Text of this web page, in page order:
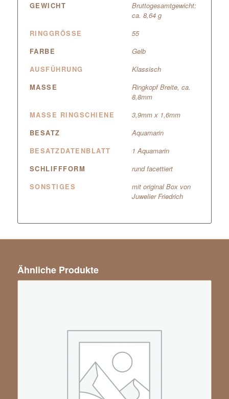
GEWICHT
Bruttogesamtgewicht:
ca. 8,64 g
RINGGRÖSSE
55
FARBE
Gelb
AUSFÜHRUNG
Klassisch
MASSE
Ringkopf Breite, ca.
8,8mm
MASSE RINGSCHIENE
3,9mm x 1,6mm
BESATZ
Aquamarin
BESATZDATENBLATT
1 Aquamarin
SCHLIFFFORM
rund facettiert
SONSTIGES
mit original Box von
Juwelier Friedrich
Ähnliche Produkte